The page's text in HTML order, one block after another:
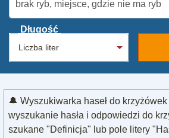
Długość
🔔 Wyszukiwarka haseł do
wyszukanie hasła i odpowiedzi do
szukane "Definicja" lub pole litery